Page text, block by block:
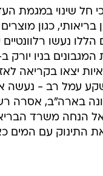
ערים פסולת מוצקה
שונה מזה ששוחרי
עצמו באמצעות
אם עד לפני מספר
נרדף
חל שינוי במגמת